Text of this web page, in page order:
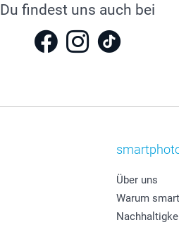
Du findest uns auch bei
Über uns
Warum